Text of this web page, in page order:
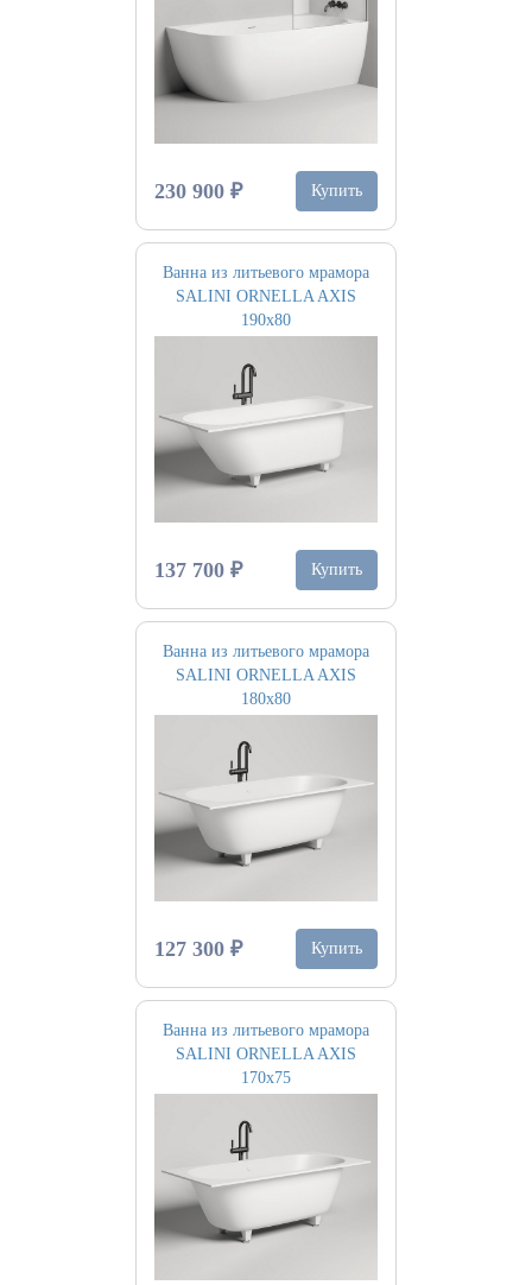
230 900 ₽ Купить
Ванна из литьевого мрамора
SALINI ORNELLA AXIS
190х80
137 700 ₽ Купить
Ванна из литьевого мрамора
SALINI ORNELLA AXIS
180х80
127 300 ₽ Купить
Ванна из литьевого мрамора
SALINI ORNELLA AXIS
170х75